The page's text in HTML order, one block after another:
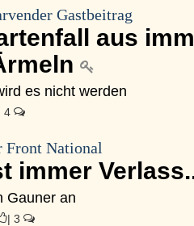
Gastbeitrag
aus
es nicht werden
4
Front National
immer
Gauner an
| 3